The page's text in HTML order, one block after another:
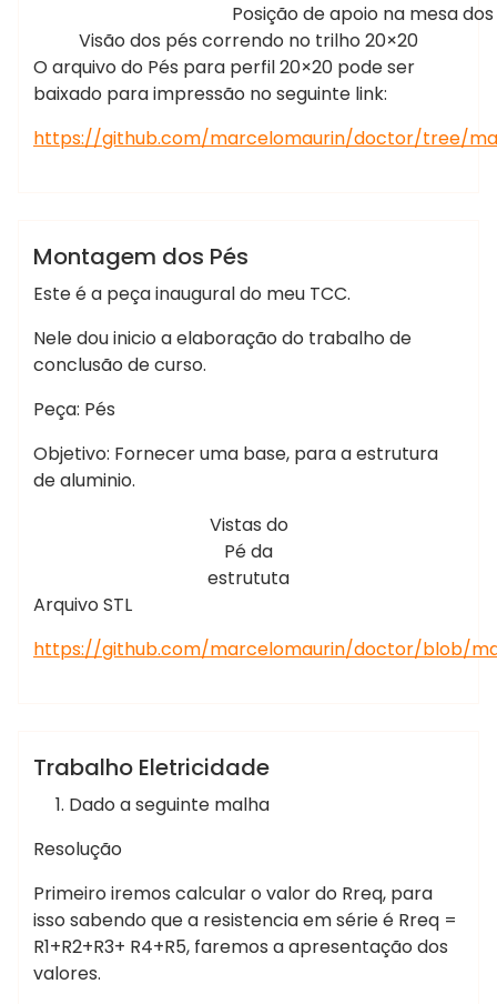
Posição de apoio na mesa
Visão dos pés correndo no trilho 20×20
O arquivo do Pés para perfil 20×20 pode ser
baixado para impressão no seguinte link:
https://github.com/marcelomaurin/doctor/tree/
DOCTO DOCTO
Montagem dos Pés
Este é a peça inaugural do meu TCC.
Nele dou inicio a elaboração do trabalho de
conclusão de curso.
Peça: Pés
Objetivo: Fornecer uma base, para a estrutura
de aluminio.
Vistas do
Pé da
estrututa
Arquivo STL
https://github.com/marcelomaurin/doctor/blob/
Eletricidade
Trabalho Eletricidade
Dado a seguinte malha
Resolução
Primeiro iremos calcular o valor do Rreq, para
isso sabendo que a resistencia em série é Rreq =
R1+R2+R3+ R4+R5, faremos a apresentação dos
valores.